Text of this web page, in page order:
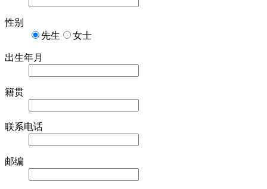
性别
先生
女士
出生年月
籍贯
联系电话
邮编